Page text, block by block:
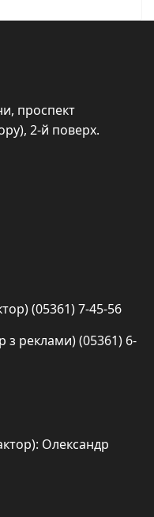
проспект
2-й поверх.
(05361) 7-45-56
з реклами) (05361) 6-
Олександр